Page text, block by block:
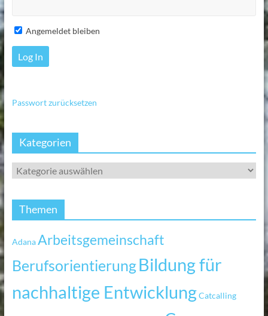
Angemeldet bleiben
Passwort zurücksetzen
Kategorien
Themen
AdanaArbeitsgemeinschaft
BerufsorientierungBildung für
nachhaltige EntwicklungCatcalling